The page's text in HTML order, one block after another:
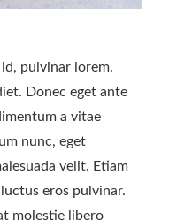
pulvinar lorem.
Donec eget ante
a vitae
nunc, eget
velit. Etiam
eros pulvinar.
molestie libero